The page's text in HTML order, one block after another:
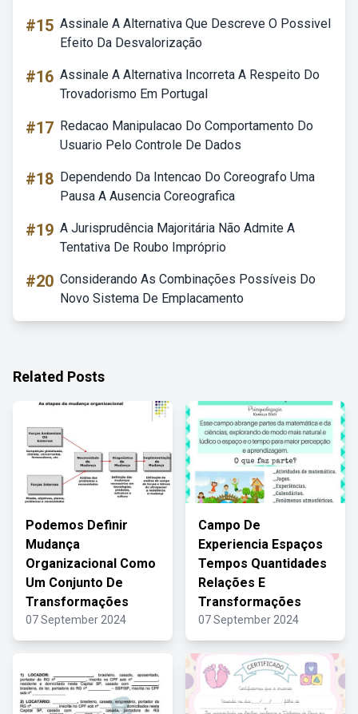
#15 Assinale A Alternativa Que Descreve O Possivel
Efeito Da Desvalorização
#16 Assinale A Alternativa Incorreta A Respeito Do
Trovadorismo Em Portugal
#17 Redacao Manipulacao Do Comportamento Do
Usuario Pelo Controle De Dados
#18 Dependendo Da Intencao Do Coreografo Uma
Pausa A Ausencia Coreografica
#19 A Jurisprudência Majoritária Não Admite A
Tentativa De Roubo Impróprio
#20 Considerando As Combinações Possíveis Do
Novo Sistema De Emplacamento
Related Posts
Podemos Definir
Mudança
Organizacional Como
Um Conjunto De
Transformações
07 September 2024
Campo De
Experiencia Espaços
Tempos Quantidades
Relações E
Transformações
07 September 2024